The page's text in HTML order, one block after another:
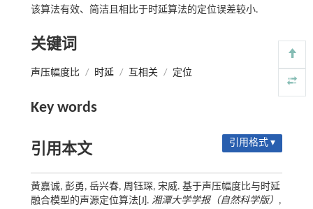
该算法有效、简洁且相比于时延算法的定位误差较小.
关键词
声压幅度比 / 时延 / 互相关 / 定位
Key words
引用本文 引用格式 ▾
黄嘉诚, 彭勇, 岳兴春, 周钰琛, 宋威. 基于声压幅度比与时延
融合模型的声源定位算法[J]. 湘潭大学学报（自然科学版） ,